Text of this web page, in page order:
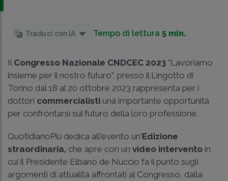
Traduci con IA Tempo di lettura 5 min.
Il Congresso Nazionale CNDCEC 2023 “Lavoriamo
insieme per il nostro futuro”, presso il Lingotto di
Torino dal 18 al 20 ottobre 2023 rappresenta per i
dottori commercialisti una importante opportunità
per confrontarsi sul futuro della loro professione.
QuotidianoPiù dedica all'evento un'Edizione
straordinaria, che apre con un video intervento in
cui il Presidente Elbano de Nuccio fa il punto sugli
argomenti di attualità affrontati al Congresso, dalla